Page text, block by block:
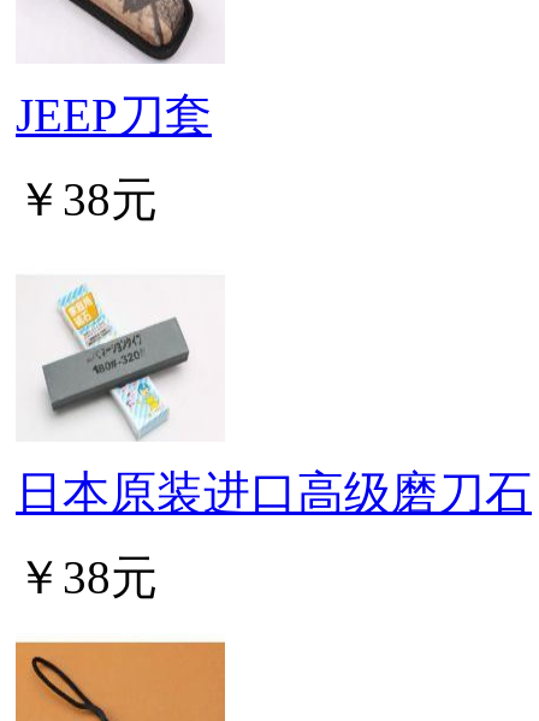
JEEP刀套
￥38元
日本原装进口高级磨刀石
￥38元